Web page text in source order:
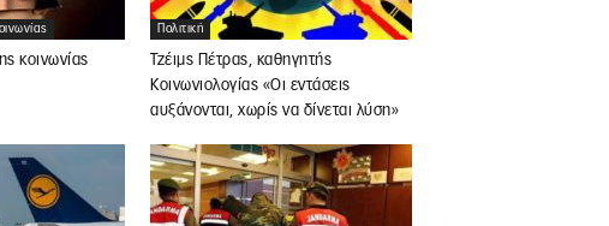
κοινωνίας
Πολιτική
Τζέιμς Πέτρας, καθηγητής
Κοινωνιολογίας «Οι εντάσεις
αυξάνονται, χωρίς να δίνεται λύση»